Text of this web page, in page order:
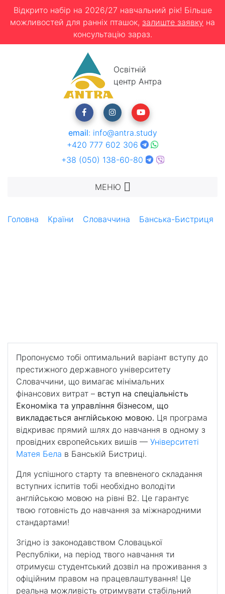
Відкрито набір на 2026/27 навчальний рік! Більше
можливостей для ранніх пташок, залиште заявку на
консультацію зараз.
Освітній
центр Антра
email: info@antra.study
+420 777 602 306
+38 (050) 138-60-80
МЕНЮ
Головна Країни Словаччина
Банська-Бистриця
Пропонуємо тобі оптимальний варіант вступу до
престижного державного університету
Словаччини, що вимагає мінімальних
фінансових витрат – вступ на спеціальність
Економіка та управління бізнесом, що
викладається англійською мовою. Ця програма
відкриває прямий шлях до навчання в одному з
провідних європейських вишів — Університеті
Матея Бела в Банській Бистриці.
Для успішного старту та впевненого складання
вступних іспитів тобі необхідно володіти
англійською мовою на рівні B2. Це гарантує
твою готовність до навчання за міжнародними
стандартами!
Згідно із законодавством Словацької
Республіки, на період твого навчання ти
отримуєш студентський дозвіл на проживання з
офіційним правом на працевлаштування! Це
реальна можливість отримувати стабільний